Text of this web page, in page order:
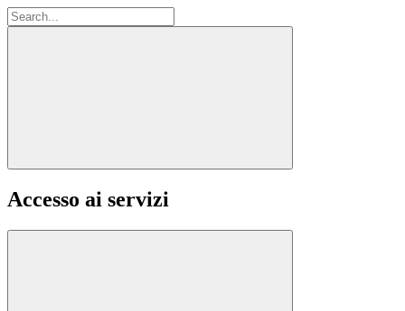
Accesso ai servizi